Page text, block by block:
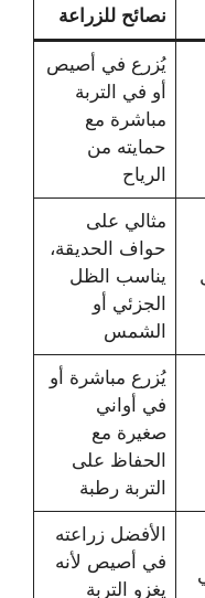
نصائح للزراعة
يُزرع في أصيص
أو في التربة
مباشرة مع
حمايته من
الرياح
مثالي على
حواف الحديقة،
يناسب الظل
الجزئي أو
الشمس
يُزرع مباشرة أو
في أواني
صغيرة مع
الحفاظ على
التربة رطبة
الأفضل زراعته
في أصيص لأنه
يغزو التربة